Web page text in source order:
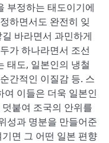
부정하는 태도이기에
하면서도 완전히 잊
바라면서 과민하게
가 하나라면서 조선
태도, 일본인의 냉철
간적인 이질감 등. 스
이들은 더욱 일본인
붙여 조국의 안위를
성과 명분을 만들어준
면 그 어떤 일본 편향